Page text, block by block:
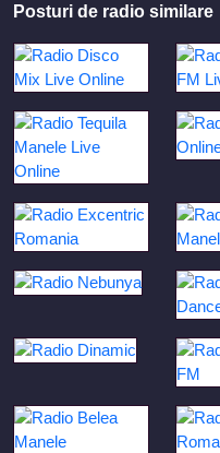
Posturi de radio similare